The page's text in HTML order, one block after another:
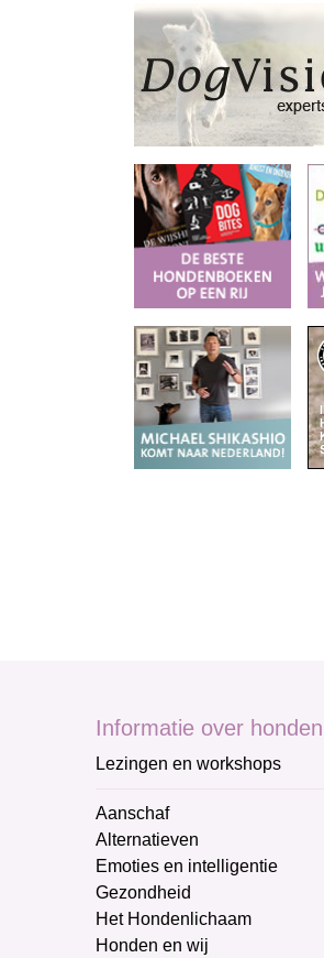
Informatie over honden
Lezingen en workshops
Aanschaf
Alternatieven
Emoties en intelligentie
Gezondheid
Het Hondenlichaam
Honden en wij